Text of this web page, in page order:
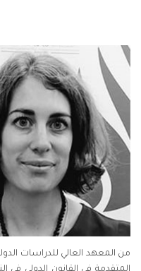
من المعهد العالي للدراسات